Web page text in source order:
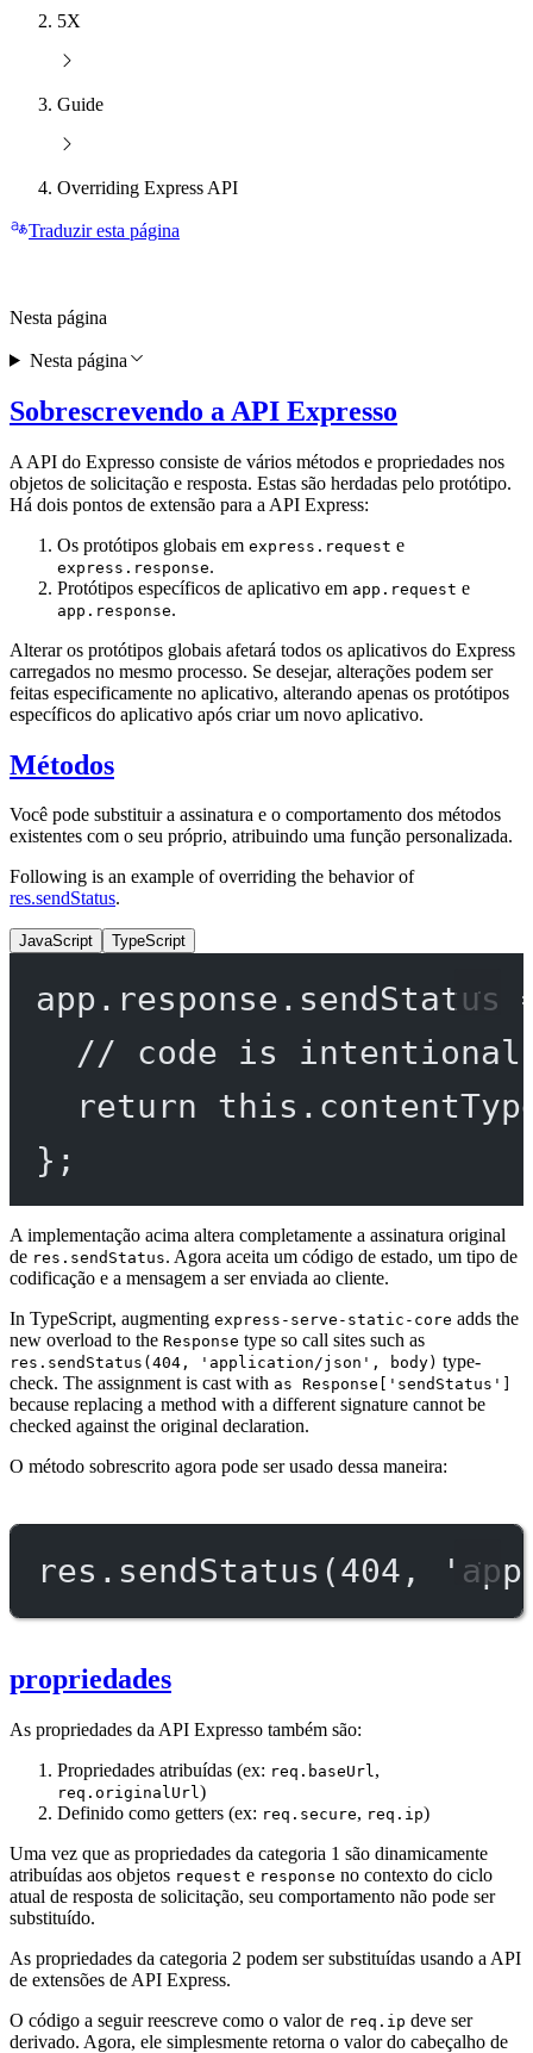
5X
Guide
Overriding Express API
Traduzir esta página
Sobrescrevendo a API Expresso
A API do Expresso consiste de vários métodos e propriedades nos
objetos de solicitação e resposta. Estas são herdadas pelo protótipo.
Há dois pontos de extensão para a API Express:
Os protótipos globais em express.request e
express.response.
Protótipos específicos de aplicativo em app.request e
app.response.
Alterar os protótipos globais afetará todos os aplicativos do Express
carregados no mesmo processo. Se desejar, alterações podem ser
feitas especificamente no aplicativo, alterando apenas os protótipos
específicos do aplicativo após criar um novo aplicativo.
Métodos
Você pode substituir a assinatura e o comportamento dos métodos
existentes com o seu próprio, atribuindo uma função personalizada.
Following is an example of overriding the behavior of
res.sendStatus.
JavaScript TypeScript
app.response. sendStatus
// code is
return
this .
};
A implementação acima altera completamente a assinatura original
de res.sendStatus. Agora aceita um código de estado, um tipo de
codificação e a mensagem a ser enviada ao cliente.
In TypeScript, augmenting express-serve-static-core adds the
new overload to the Response type so call sites such as
res.sendStatus(404, 'application/json', body) type-
check. The assignment is cast with as Response['sendStatus']
because replacing a method with a different signature cannot be
checked against the original declaration.
O método sobrescrito agora pode ser usado dessa maneira:
res. sendStatus (404 ,
propriedades
As propriedades da API Expresso também são:
Propriedades atribuídas (ex: req.baseUrl,
req.originalUrl)
Definido como getters (ex: req.secure, req.ip)
Uma vez que as propriedades da categoria 1 são dinamicamente
atribuídas aos objetos request e response no contexto do ciclo
atual de resposta de solicitação, seu comportamento não pode ser
substituído.
As propriedades da categoria 2 podem ser substituídas usando a API
de extensões de API Express.
O código a seguir reescreve como o valor de req.ip deve ser
derivado. Agora, ele simplesmente retorna o valor do cabeçalho de
Nesta página
Nesta página